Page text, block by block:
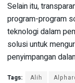
Selain itu,
program-program
teknologi dalam
solusi untuk
penyimpangan
Tags: Alih